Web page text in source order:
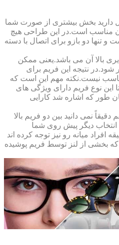
دارید بخش بیشتری از صورت شما
مناسب است.در این طراحی هیچ
تنها دو بازو برای اتصال با دسته
بالا آن می باشد.یعنی ممکن
شود.در نتیجه این فریم برای
نیست.نکته مهم این است که
نوع فریم دارای ویژگی های
طور که اشاره شد کارایی
نمی دانید بین دو فریم بالا
انتخاب دیگر پیش روی شما
میانه رو نیز توجه کرده اند
که بخشی از لنز توسط فریم پوشیده